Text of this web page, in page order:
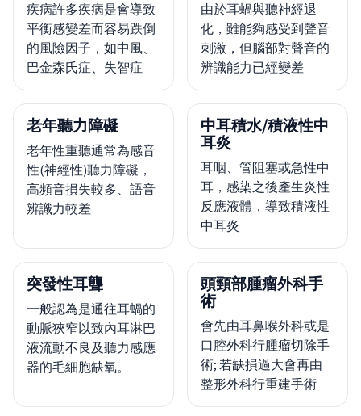
疾病許多疾病是會導致
平衡感變差而容易跌倒
的風險因子，如中風、
巴金森氏症、失智症
由於耳蝸與聽神經退
化，雖能夠感受到聲音
刺激，但腦部對聲音的
辨識能力已經變差
老年聽力障礙
老年性重聽通常為感音
性(神經性)聽力障礙，
高頻音損失較多、語音
辨識力較差
中耳積水/積液性中
耳炎
耳咽、管阻塞或急性中
耳，感染之後產生炎性
反應液體，導致積液性
中耳炎
突發性耳聾
一般認為是通往耳蝸的
動脈狹窄以致內耳淋巴
液流動不良及聽力感應
器的毛細胞缺氧。
頭頸部腫瘤外科手
術
會先由耳鼻喉外科或是
口腔外科行腫瘤切除手
術; 若缺損過大會再由
整形外科行重建手術